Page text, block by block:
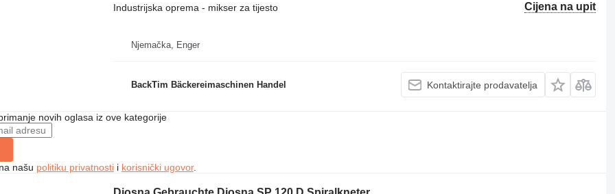
Cijena na upit
Industrijska oprema - mikser za tijesto
Njemačka, Enger
BackTim Bäckereimaschinen Handel Kontaktirajte prodavatelja
novih oglasa iz ove kategorije
našu politiku privatnostii korisnički ugovor.